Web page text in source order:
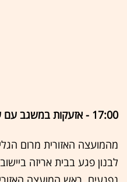
17:00 - אזעקות במשגב עם שבגליל העליון
מהמועצה האזורית מרום
לבנון פגע בבית אריזה